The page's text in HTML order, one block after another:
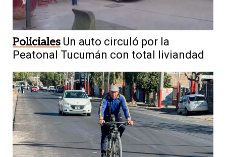
Policiales Un auto circuló por la
Peatonal Tucumán con total liviandad